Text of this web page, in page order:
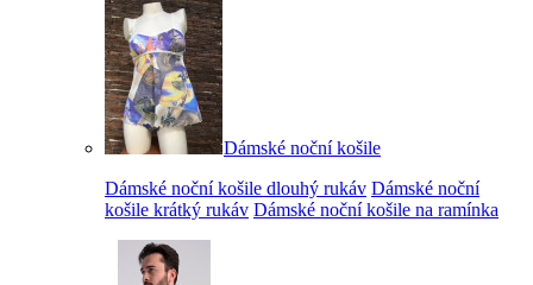
Dámské noční košile
Dámské noční košile dlouhý rukáv Dámské noční
košile krátký rukáv Dámské noční košile na ramínka